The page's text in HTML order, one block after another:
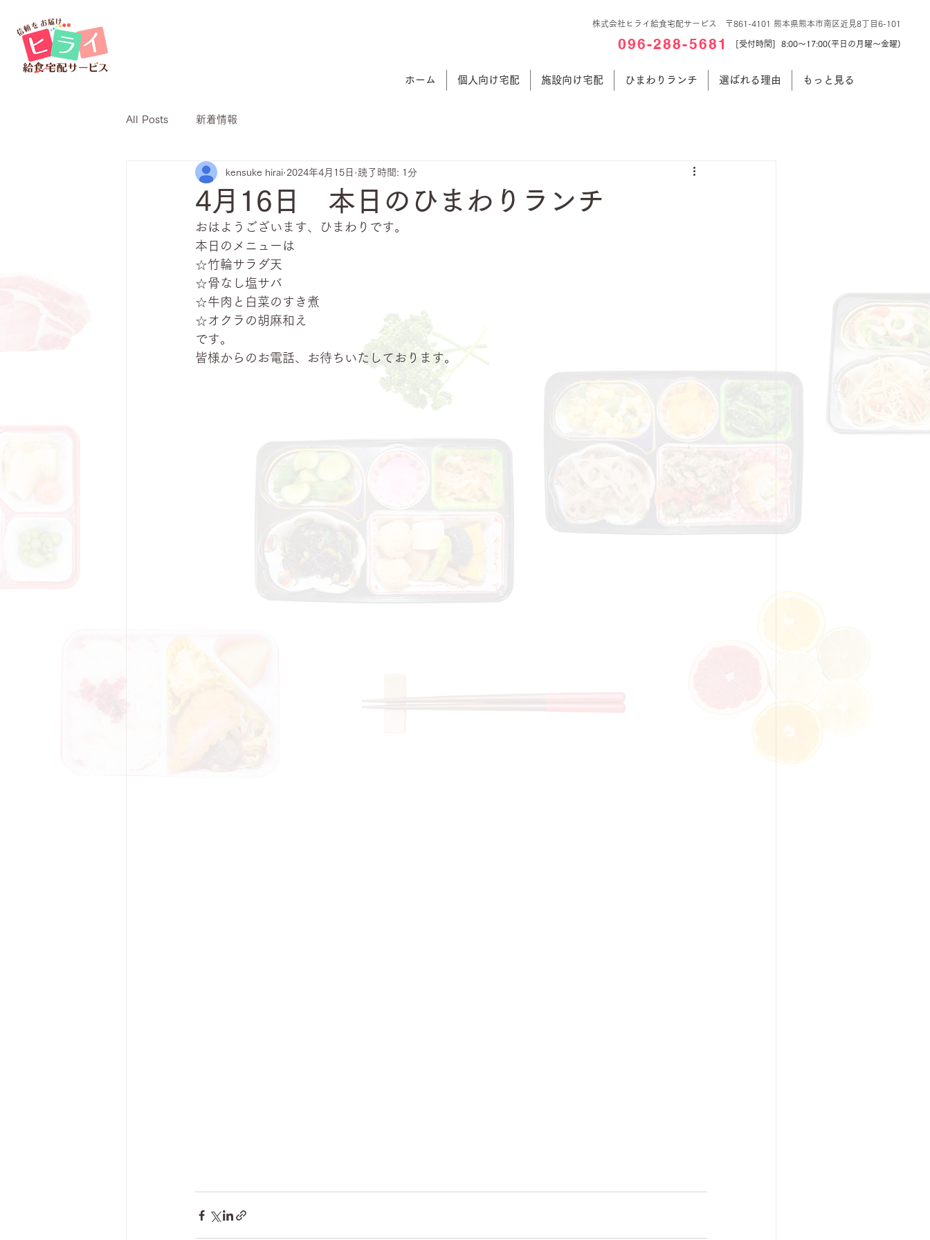
株式会社ヒライ給食宅配サービス 〒861-4101 熊本県熊本市南区近見8丁目6-101
096-288-5681 [受付時間] 8:00～17:00(平日の月曜～金曜)
ホーム 個人向け宅配 施設向け宅配 ひまわりランチ 選ばれる理由 もっと見る
All Posts 新着情報
4月16日 本日のひまわりランチ
kensuke hirai 2024年4月15日 読了時間: 1分
おはようございます、ひまわりです。
本日のメニューは
☆竹輪サラダ天
☆骨なし塩サバ
☆牛肉と白菜のすき煮
☆オクラの胡麻和え
です。
皆様からのお電話、お待ちいたしております。